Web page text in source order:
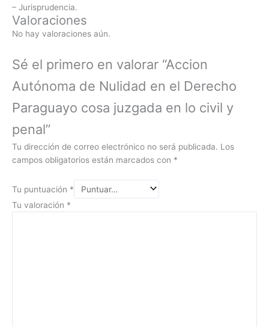
– Jurisprudencia.
Valoraciones
No hay valoraciones aún.
Sé el primero en valorar “Accion
Autónoma de Nulidad en el Derecho
Paraguayo cosa juzgada en lo civil y
penal”
Tu dirección de correo electrónico no será publicada. Los
campos obligatorios están marcados con *
Tu puntuación *
Tu valoración *